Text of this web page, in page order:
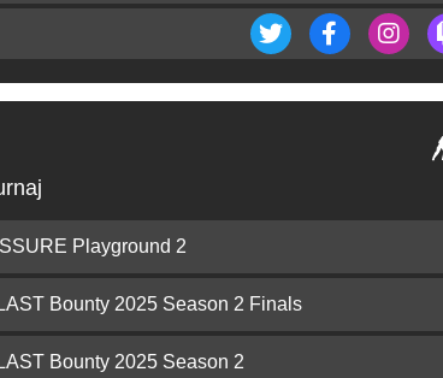
Playground 2
Bounty 2025 Season 2 Finals
Bounty 2025 Season 2